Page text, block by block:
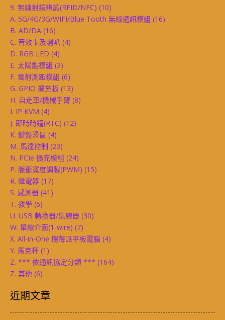
9. 無線射頻辨識(RFID/NFC) (10)
A. 5G/4G/3G/WIFI/Blue Tooth 無線通訊模組 (16)
B. AD/DA (16)
C. 音效卡及喇叭 (4)
D. RGB LED (4)
E. 太陽能模組 (3)
F. 雷射測距模組 (6)
G. GPIO 擴充板 (13)
H. 自走車/機械手臂 (8)
I. IP KVM (4)
J. 即時時鐘(RTC) (12)
K. 鍵盤滑鼠 (4)
M. 馬達控制 (23)
N. PCIe 擴充模組 (24)
P. 脈衝寬度調製(PWM) (15)
R. 繼電器 (17)
S. 感測器 (41)
T. 教學 (6)
U. USB 轉換器/集線器 (30)
W. 單線介面(1-wire) (7)
X. All-in-One 樹莓派平板電腦 (4)
Y. 馬克杯 (1)
Z. *** 依通訊協定分類 *** (164)
Z. 其他 (6)
近期文章